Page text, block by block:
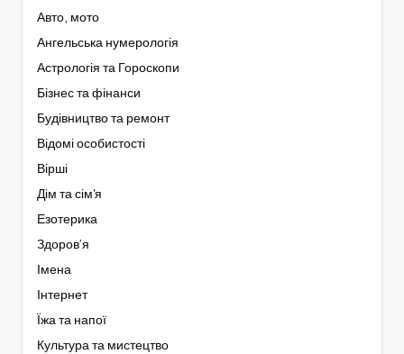
Авто, мото
Ангельська нумерологія
Астрологія та Гороскопи
Бізнес та фінанси
Будівництво та ремонт
Відомі особистості
Вірші
Дім та сім'я
Езотерика
Здоров’я
Імена
Інтернет
Їжа та напої
Культура та мистецтво